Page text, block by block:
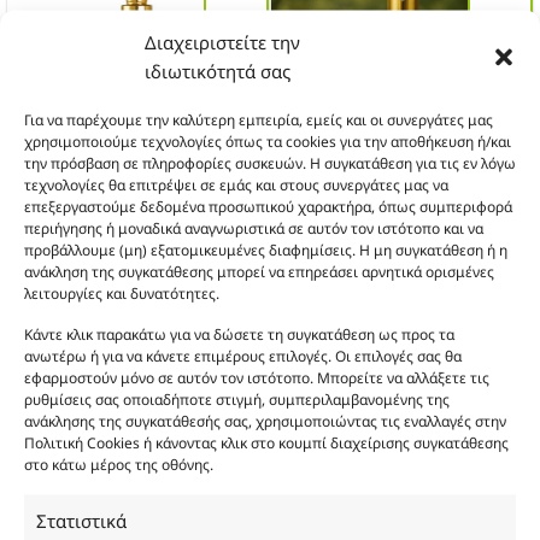
Διαχειριστείτε την
ιδιωτικότητά σας
Για να παρέχουμε την καλύτερη εμπειρία, εμείς και οι συνεργάτες μας
χρησιμοποιούμε τεχνολογίες όπως τα cookies για την αποθήκευση ή/και
την πρόσβαση σε πληροφορίες συσκευών. Η συγκατάθεση για τις εν λόγω
τεχνολογίες θα επιτρέψει σε εμάς και στους συνεργάτες μας να
επεξεργαστούμε δεδομένα προσωπικού χαρακτήρα, όπως συμπεριφορά
περιήγησης ή μοναδικά αναγνωριστικά σε αυτόν τον ιστότοπο και να
προβάλλουμε (μη) εξατομικευμένες διαφημίσεις. Η μη συγκατάθεση ή η
ανάκληση της συγκατάθεσης μπορεί να επηρεάσει αρνητικά ορισμένες
λειτουργίες και δυνατότητες.
Κάντε κλικ παρακάτω για να δώσετε τη συγκατάθεση ως προς τα
ανωτέρω ή για να κάνετε επιμέρους επιλογές. Οι επιλογές σας θα
εφαρμοστούν μόνο σε αυτόν τον ιστότοπο. Μπορείτε να αλλάξετε τις
ρυθμίσεις σας οποιαδήποτε στιγμή, συμπεριλαμβανομένης της
ανάκλησης της συγκατάθεσής σας, χρησιμοποιώντας τις εναλλαγές στην
Πολιτική Cookies ή κάνοντας κλικ στο κουμπί διαχείρισης συγκατάθεσης
στο κάτω μέρος της οθόνης.
Στατιστικά
πολλαπλές
παραλλαγές.
επιλογές
να
επιλεγούν
στη
σελίδα
του
προϊόντος
πολλαπλές
να
επιλεγούν
στη
σελίδα
του
προϊόντος
FP230
Θυμίζει Bronze Goddess
Αυτό
το
προϊόν
έχει
πολλαπλές
παραλλαγές.
Οι
επιλογές
FP431
Θυμίζει My Way
το
προϊόν
έχει
πολλαπλές
παραλλαγές.
Οι
3 + 1
ΔΩΡΟ
3 + 1